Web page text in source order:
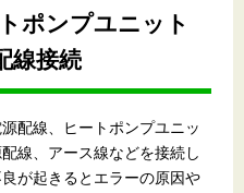
ポンプユニット
線接続
配線、ヒートポンプユニッ
線、アース線などを接続し
が起きるとエラーの原因や